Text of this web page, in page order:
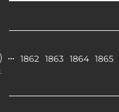
… 1862 1863 1864 1865